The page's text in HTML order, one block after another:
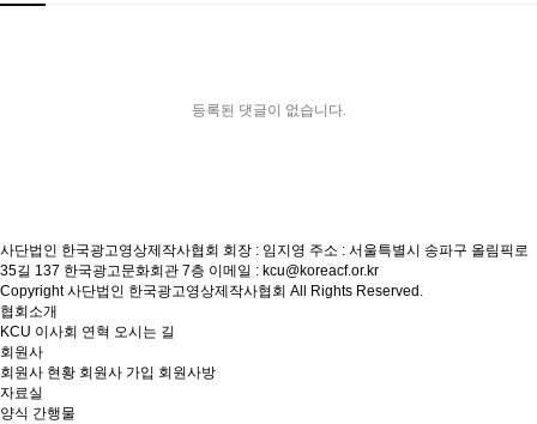
등록된 댓글이 없습니다.
사단법인 한국광고영상제작사협회 회장 : 임지영 주소 : 서울특별시 송파구 올림픽로
35길 137 한국광고문화회관 7층 이메일 : kcu@koreacf.or.kr
Copyright 사단법인 한국광고영상제작사협회 All Rights Reserved.
협회소개
KCU 이사회 연혁 오시는 길
회원사
회원사 현황 회원사 가입 회원사방
자료실
양식 간행물